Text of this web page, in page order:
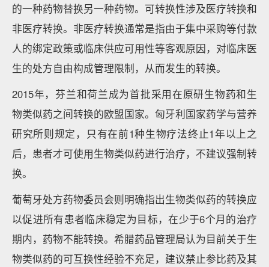
的一种药物替换另一种药物。可转换性涉及医疗转换和
非医疗转换。非医疗转换通常是指由于集中采购等付款
人的绑定政策或临床供应可用性等客观原因，对临床医
生的处方自由构成管理限制，从而发生的转换。
2015年，芬兰和荷兰成为首批采用在原研生物药和生
物类似药之间转换的欧盟国家。匈牙利国家药学与营养
研究所则规定，只有在前1种生物疗法终止1年以上之
后，患者才可使用生物类似药进行治疗，不建议强制转
换。
葡萄牙处方药物委员会则明确指出生物类似药的转换应
以促进所有患者临床稳定为目标，在少于6个月的治疗
期内，药物不能转换。希腊药品管理局认为目前关于生
物类似药的可互换性经验不充足，建议禁止参比药及其